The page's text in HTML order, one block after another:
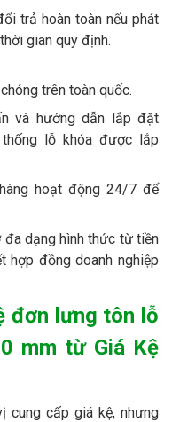
trả hoàn toàn nếu phát
gian quy định.
trên toàn quốc.
và hướng dẫn lắp đặt
lỗ khóa được lắp
hoạt động 24/7 để
đa dạng hình thức từ tiền
hợp đồng doanh nghiệp
đơn lưng tôn lỗ
mm từ Giá Kệ
cung cấp giá kệ, nhưng